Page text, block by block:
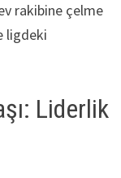
rakibine çelme
ligdeki
Liderlik